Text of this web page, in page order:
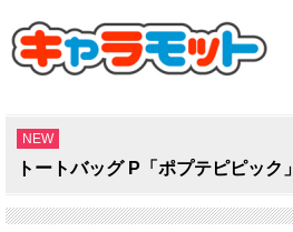
NEW
トートバッグ P「ポプテピピック」